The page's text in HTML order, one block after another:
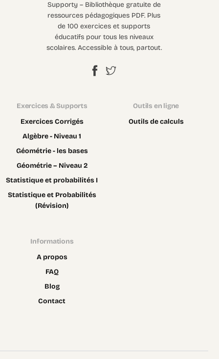
Supporty – Bibliothèque gratuite de
ressources pédagogiques PDF. Plus
de 100 exercices et supports
éducatifs pour tous les niveaux
scolaires. Accessible à tous, partout.
Exercices & Supports
Exercices Corrigés
Algèbre - Niveau 1
Géométrie - les bases
Géométrie – Niveau 2
Statistique et probabilités I
Statistique et Probabilités
(Révision)
Outils en ligne
Outils de calculs
Informations
A propos
FAQ
Blog
Contact